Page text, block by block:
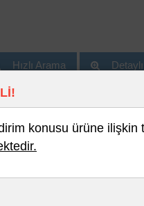
Hızlı Arama
konusu ürüne ilişkin